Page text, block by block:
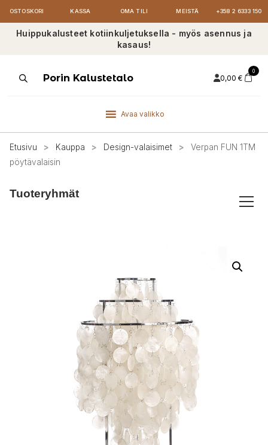
OSTOSKORI KASSA OMA TILI MEISTÄ +358 2 6333 150
Huippukalusteet kotiinkuljetuksella - myös asennus ja
kasaus!
ProductsPorin Kalustetalo 0,00 €
0
Avaa valikko
Etusivu > Kauppa > Design-valaisimet >
Verpan FUN 1TM
pöytävalaisin
Tuoteryhmät